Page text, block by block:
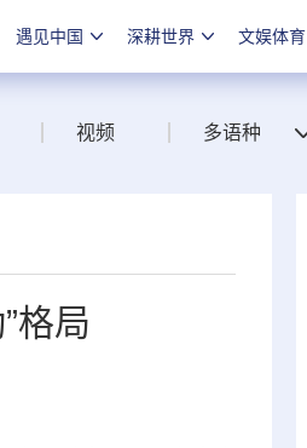
遇见中国 深耕世界 文娱体育
视频 多语种
格局